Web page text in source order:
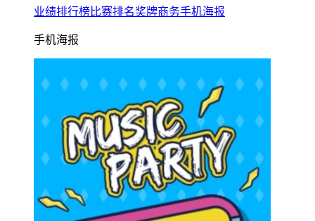
业绩排行榜比赛排名奖牌商务手机海报
手机海报